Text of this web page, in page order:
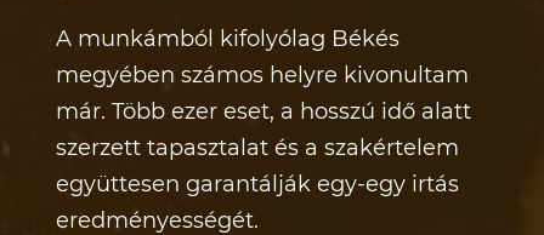
A munkámból kifolyólag Békés
megyében számos helyre kivonultam
már. Több ezer eset, a hosszú idő alatt
szerzett tapasztalat és a szakértelem
együttesen garantálják egy-egy irtás
eredményességét.